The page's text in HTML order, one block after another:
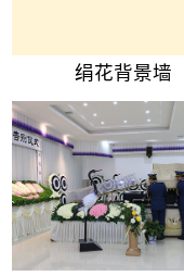
绢花背景墙